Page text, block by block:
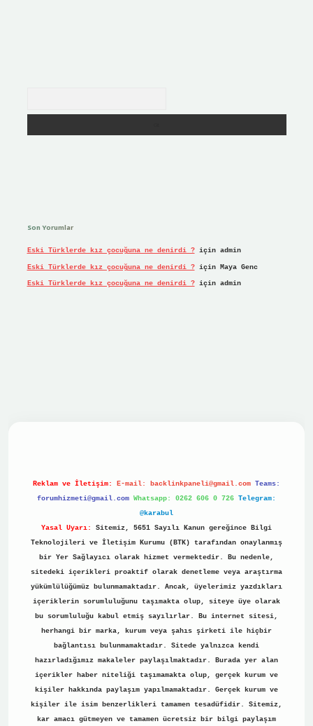
Son Yorumlar
Eski Türklerde kız çocuğuna ne denirdi ?için admin
Eski Türklerde kız çocuğuna ne denirdi ?için Maya Genc
Eski Türklerde kız çocuğuna ne denirdi ?için admin
Reklam ve İletişim: E-mail: backlinkpaneli@gmail.com Teams:
forumhizmeti@gmail.com Whatsapp: 0262 606 0 726 Telegram:
@karabul
Yasal Uyarı:
Sitemiz, 5651 Sayılı Kanun gereğince Bilgi
Teknolojileri ve İletişim Kurumu (BTK) tarafından onaylanmış
bir Yer Sağlayıcı olarak hizmet vermektedir. Bu nedenle,
sitedeki içerikleri proaktif olarak denetleme veya araştırma
yükümlülüğümüz bulunmamaktadır. Ancak, üyelerimiz yazdıkları
içeriklerin sorumluluğunu taşımakta olup, siteye üye olarak
bu sorumluluğu kabul etmiş sayılırlar. Bu internet sitesi,
herhangi bir marka, kurum veya şahıs şirketi ile hiçbir
bağlantısı bulunmamaktadır. Sitede yalnızca kendi
hazırladığımız makaleler paylaşılmaktadır. Burada yer alan
içerikler haber niteliği taşımamakta olup, gerçek kurum ve
kişiler hakkında paylaşım yapılmamaktadır. Gerçek kurum ve
kişiler ile isim benzerlikleri tamamen tesadüfidir. Sitemiz,
kar amacı gütmeyen ve tamamen ücretsiz bir bilgi paylaşım